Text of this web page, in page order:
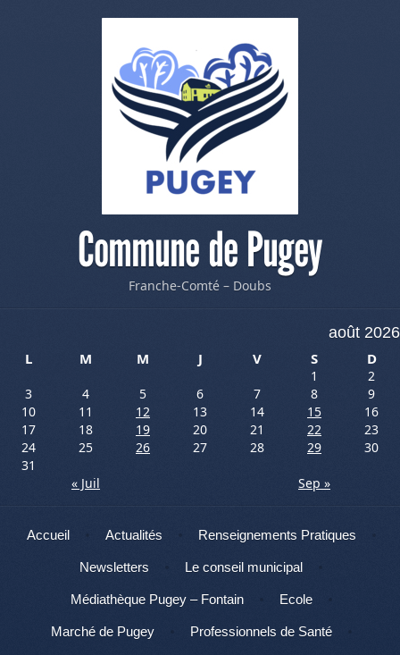
Commune de Pugey
Franche-Comté – Doubs
août 2026
L
M M J V S D
1
2
3
4 5 6 7 8
9
10
11 12 13 14 15
16
17
18 19 20 21 22
23
24
25 26 27 28 29
30
31
« Juil
Sep »
Menu
Aller au contenu
Accueil Actualités Renseignements Pratiques
Newsletters Le conseil municipal
Médiathèque Pugey – Fontain Ecole
Marché de Pugey Professionnels de Santé